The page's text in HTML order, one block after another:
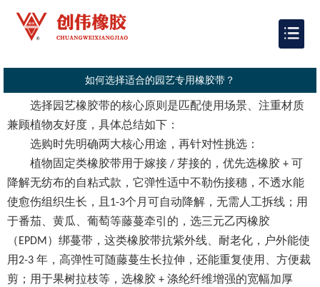
如何选择适合的园艺专用橡胶带？
选择园艺橡胶带的核心原则是匹配使用场景、注重材质
兼顾植物友好度，具体总结如下：
选购时先明确两大核心用途，再针对性挑选：
植物固定类橡胶带用于嫁接 / 芽接的，优先选橡胶 + 可
降解无纺布的自粘式款，它弹性适中不勒伤接穗，不透水能
使愈伤组织生长，且 1-3个月可自动降解，无需人工拆线；用
于番茄、黄瓜、葡萄等藤蔓牵引的，选三元乙丙橡胶
（ EPDM ）绑蔓带，这类橡胶带抗紫外线、耐老化，户外能使
用2-3 年，高弹性可随藤蔓生长拉伸，还能重复使用、方便裁
剪；用于果树拉枝等 ，选橡胶 + 涤纶纤维增强的宽幅加厚